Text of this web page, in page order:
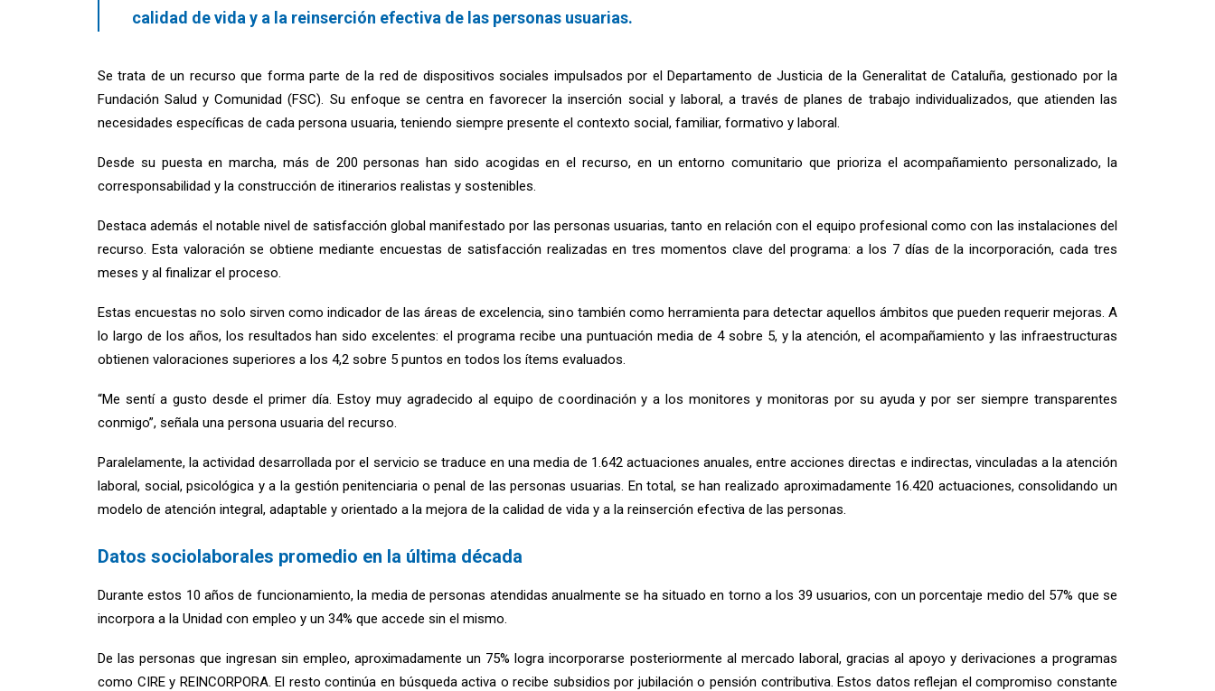
calidad de vida y a la reinserción efectiva de las personas usuarias.
Se trata de un recurso que forma parte de la red de dispositivos sociales impulsados por el Departamento de Justicia de la Generalitat de Cataluña, gestionado por la
Fundación Salud y Comunidad (FSC). Su enfoque se centra en favorecer la inserción social y laboral, a través de planes de trabajo individualizados, que atienden las
necesidades específicas de cada persona usuaria, teniendo siempre presente el contexto social, familiar, formativo y laboral.
Desde su puesta en marcha, más de 200 personas han sido acogidas en el recurso, en un entorno comunitario que prioriza el acompañamiento personalizado, la
corresponsabilidad y la construcción de itinerarios realistas y sostenibles.
Destaca además el notable nivel de satisfacción global manifestado por las personas usuarias, tanto en relación con el equipo profesional como con las instalaciones del
recurso. Esta valoración se obtiene mediante encuestas de satisfacción realizadas en tres momentos clave del programa: a los 7 días de la incorporación, cada tres
meses y al finalizar el proceso.
Estas encuestas no solo sirven como indicador de las áreas de excelencia, sino también como herramienta para detectar aquellos ámbitos que pueden requerir mejoras. A
lo largo de los años, los resultados han sido excelentes: el programa recibe una puntuación media de 4 sobre 5, y la atención, el acompañamiento y las infraestructuras
obtienen valoraciones superiores a los 4,2 sobre 5 puntos en todos los ítems evaluados.
“Me sentí a gusto desde el primer día. Estoy muy agradecido al equipo de coordinación y a los monitores y monitoras por su ayuda y por ser siempre transparentes
conmigo”, señala una persona usuaria del recurso.
Paralelamente, la actividad desarrollada por el servicio se traduce en una media de 1.642 actuaciones anuales, entre acciones directas e indirectas, vinculadas a la atención
laboral, social, psicológica y a la gestión penitenciaria o penal de las personas usuarias. En total, se han realizado aproximadamente 16.420 actuaciones, consolidando un
modelo de atención integral, adaptable y orientado a la mejora de la calidad de vida y a la reinserción efectiva de las personas.
Datos sociolaborales promedio en la última década
Durante estos 10 años de funcionamiento, la media de personas atendidas anualmente se ha situado en torno a los 39 usuarios, con un porcentaje medio del 57% que se
incorpora a la Unidad con empleo y un 34% que accede sin el mismo.
De las personas que ingresan sin empleo, aproximadamente un 75% logra incorporarse posteriormente al mercado laboral, gracias al apoyo y derivaciones a programas
como CIRE y REINCORPORA. El resto continúa en búsqueda activa o recibe subsidios por jubilación o pensión contributiva. Estos datos reflejan el compromiso constante